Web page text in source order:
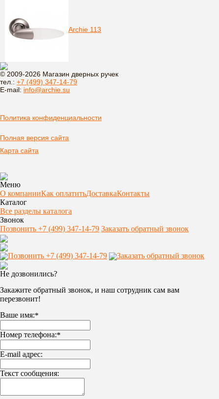
Archie 113
© 2009-2026 Магазин дверных ручек
тел.: +7 (499) 347-14-79
E-mail: info@archie.su
Политика конфиденциальности
Полная версия сайта
Карта сайта
Меню
О компанииКак оплатитьДоставкаКонтакты
Каталог
Все разделы каталога
Звонок
Позвонить +7 (499) 347-14-79 Заказать обратный звонок
Позвонить +7 (499) 347-14-79 Заказать обратный звонок
Не дозвонились?
Закажите обратный звонок, и наш сотрудник сам вам
перезвонит!
Ваше имя:*
Номер телефона:*
E-mail адрес:
Текст сообщения: